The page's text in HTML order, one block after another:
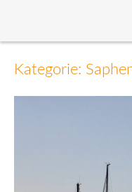
Inhalt
Kategorie: